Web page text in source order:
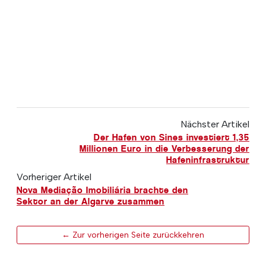
Nächster Artikel
Der Hafen von Sines investiert 1,35
Millionen Euro in die Verbesserung der
Hafeninfrastruktur
Vorheriger Artikel
Nova Mediação Imobiliária brachte den
Sektor an der Algarve zusammen
← Zur vorherigen Seite zurückkehren